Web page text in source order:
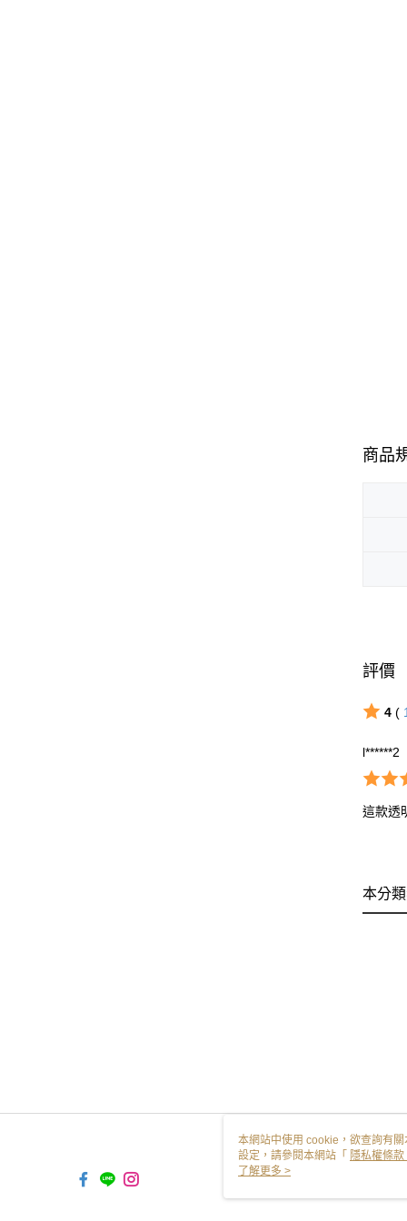
商品
評價
4(
l******2
這款透
本分
本網站中使用 cookie，欲查詢有
設定，請參閱本網站「 隱私權條款
使用 cookie。
了解更多 >